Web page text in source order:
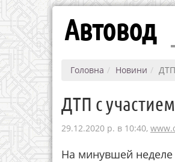
Автовод
Головна Новини
ДТП с
29.12.2020 р. в 10:40,
На минувшей